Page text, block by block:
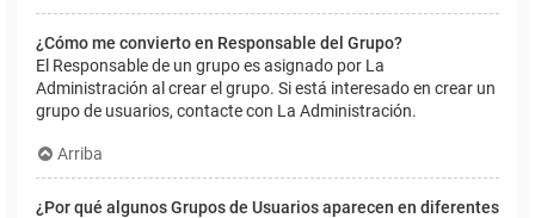
¿Cómo me convierto en Responsable del Grupo?
El Responsable de un grupo es asignado por La
Administración al crear el grupo. Si está interesado en crear un
grupo de usuarios, contacte con La Administración.
Arriba
¿Por qué algunos Grupos de Usuarios aparecen en diferentes